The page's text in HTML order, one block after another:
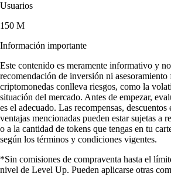
Usuarios
150 M
Información importante
Este contenido es meramente informativo y
recomendación de inversión ni
criptomonedas conlleva riesgos, como la
situación del mercado. Antes de empezar,
es el adecuado. Las recompensas,
ventajas mencionadas pueden estar sujetas a
o a la cantidad de tokens que tengas en tu
según los términos y condiciones vigentes.
*Sin comisiones de compraventa hasta el
nivel de Level Up. Pueden aplicarse otras